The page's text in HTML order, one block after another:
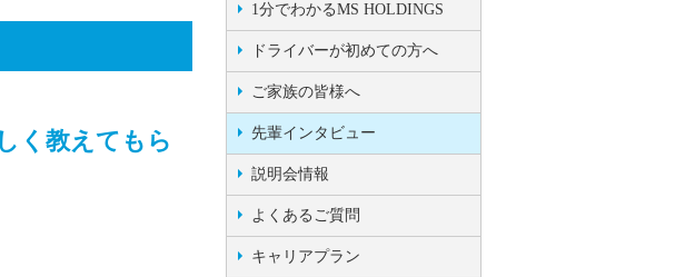
く教えてもら
1分でわかるMS HOLDINGS
ドライバーが初めての方へ
ご家族の皆様へ
先輩インタビュー
説明会情報
よくあるご質問
キャリアプラン